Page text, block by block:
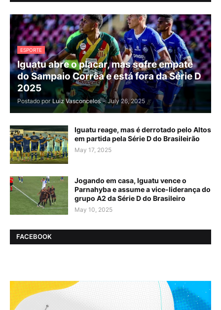
ESPORTE
Iguatu abre o placar, mas sofre empate
do Sampaio Corrêa e está fora da Série D
2025
Postado por Luiz Vasconcelos - July 26, 2025
Iguatu reage, mas é derrotado pelo Altos
em partida pela Série D do Brasileirão
May 17, 2025
Jogando em casa, Iguatu vence o
Parnahyba e assume a vice-liderança do
grupo A2 da Série D do Brasileiro
May 10, 2025
FACEBOOK